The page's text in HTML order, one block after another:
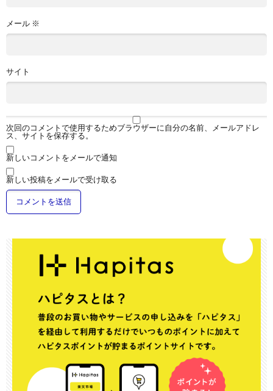
メール ※
サイト
次回のコメントで使用するためブラウザーに自分の名前、メールアドレ
ス、サイトを保存する。
新しいコメントをメールで通知
新しい投稿をメールで受け取る